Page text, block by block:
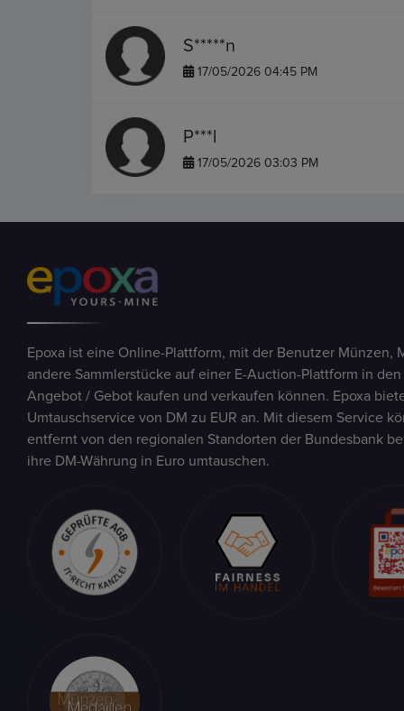
S*****n
17/05/2026 04:45 PM
P***l
17/05/2026 03:03 PM
Epoxa ist eine Online-Plattform, mit der Benutzer Münzen,
andere Sammlerstücke auf einer E-Auction-Plattform in
Angebot / Gebot kaufen und verkaufen können. Epoxa
Umtauschservice von DM zu EUR an. Mit diesem Service
entfernt von den regionalen Standorten der Bundesbank
ihre DM-Währung in Euro umtauschen.